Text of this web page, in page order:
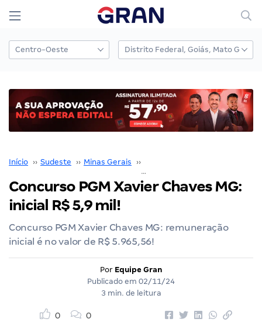
Início ›› Sudeste ›› Minas Gerais ››
Concurso PGM Xavier Chaves MG:
inicial R$ 5,9 mil!
Concurso PGM Xavier Chaves MG: remuneração
inicial é no valor de R$ 5.965,56!
Por Equipe Gran
Publicado em 02/11/24
3 min. de leitura
0 0